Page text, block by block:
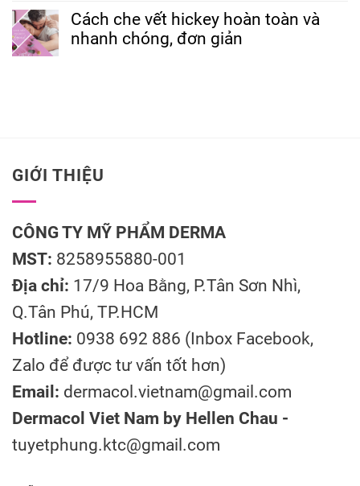
Cách che vết hickey hoàn toàn và
nhanh chóng, đơn giản
GIỚI THIỆU
CÔNG TY MỸ PHẨM DERMA
MST: 8258955880-001
Địa chỉ: 17/9 Hoa Bằng, P.Tân Sơn Nhì,
Q.Tân Phú, TP.HCM
Hotline: 0938 692 886 (Inbox Facebook,
Zalo để được tư vấn tốt hơn)
Email: dermacol.vietnam@gmail.com
Dermacol Viet Nam by Hellen Chau -
tuyetphung.ktc@gmail.com